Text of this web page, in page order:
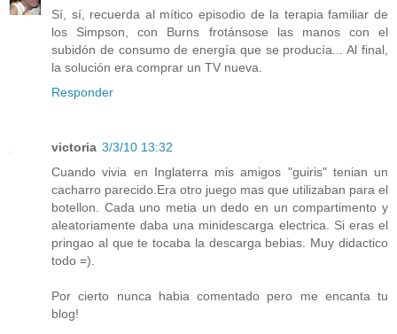
Sí, sí, recuerda al mítico episodio de la terapia familiar de
los Simpson, con Burns frotánsose las manos con el
subidón de consumo de energía que se producía... Al final,
la solución era comprar un TV nueva.
Responder
victoria 3/3/10 13:32
Cuando vivia en Inglaterra mis amigos "guiris" tenian un
cacharro parecido.Era otro juego mas que utilizaban para el
botellon. Cada uno metia un dedo en un compartimento y
aleatoriamente daba una minidescarga electrica. Si eras el
pringao al que te tocaba la descarga bebias. Muy didactico
todo =).
Por cierto nunca habia comentado pero me encanta tu
blog!